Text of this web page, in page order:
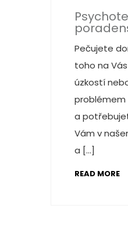
Pečujete
toho na
úzkostí
problémem
a
Vám v
a […]
READ MORE